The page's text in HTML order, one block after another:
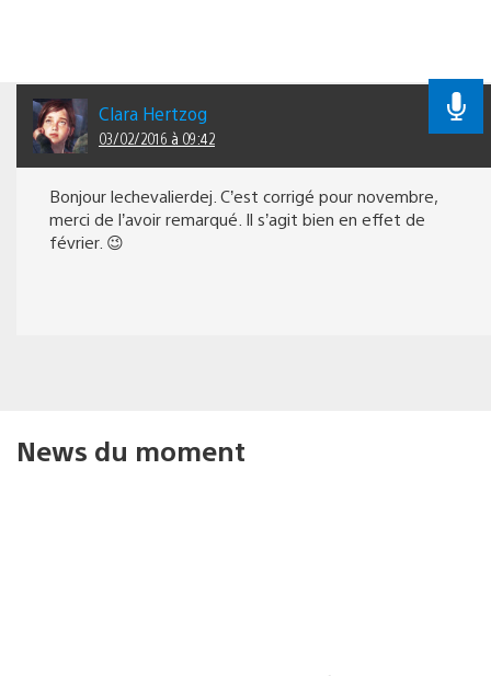
Clara Hertzog
03/02/2016 à 09:42
Bonjour lechevalierdej. C’est corrigé pour novembre,
merci de l’avoir remarqué. Il s’agit bien en effet de
février. 😉
News du moment